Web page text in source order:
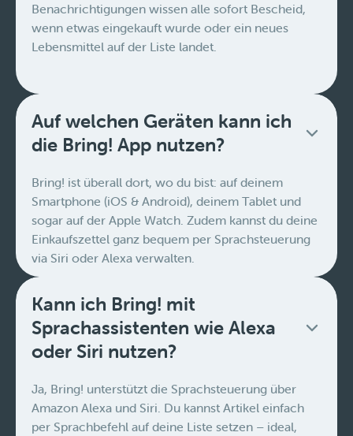
Benachrichtigungen wissen alle sofort Bescheid,
wenn etwas eingekauft wurde oder ein neues
Lebensmittel auf der Liste landet.
Auf welchen Geräten kann ich
die Bring! App nutzen?
Bring! ist überall dort, wo du bist: auf deinem
Smartphone (iOS & Android), deinem Tablet und
sogar auf der Apple Watch. Zudem kannst du deine
Einkaufszettel ganz bequem per Sprachsteuerung
via Siri oder Alexa verwalten.
Kann ich Bring! mit
Sprachassistenten wie Alexa
oder Siri nutzen?
Ja, Bring! unterstützt die Sprachsteuerung über
Amazon Alexa und Siri. Du kannst Artikel einfach
per Sprachbefehl auf deine Liste setzen – ideal,